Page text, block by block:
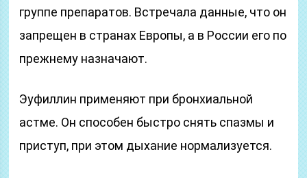
группе препаратов. Встречала данные, что он
запрещен в странах Европы, а в России его по
прежнему назначают.
Эуфиллин применяют при бронхиальной
астме. Он способен быстро снять спазмы и
приступ, при этом дыхание нормализуется.